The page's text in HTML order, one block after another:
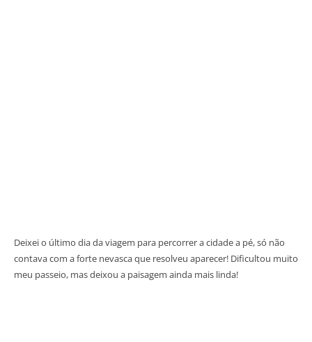
Deixei o último dia da viagem para percorrer a cidade a pé, só não
contava com a forte nevasca que resolveu aparecer! Dificultou muito
meu passeio, mas deixou a paisagem ainda mais linda!